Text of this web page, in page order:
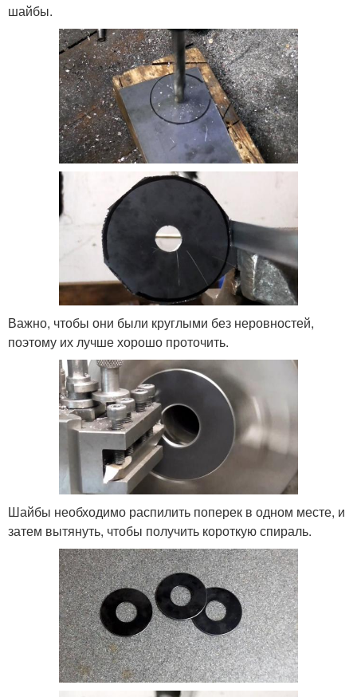
шайбы.
Важно, чтобы они были круглыми без неровностей,
поэтому их лучше хорошо проточить.
Шайбы необходимо распилить поперек в одном месте, и
затем вытянуть, чтобы получить короткую спираль.